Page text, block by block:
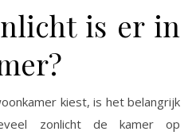
is er in
kiest, is het belangrijk
zonlicht de kamer op